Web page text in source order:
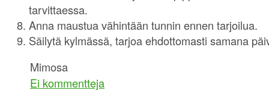
tarvittaessa.
Anna maustua vähintään tunnin ennen tarjoilua.
Säilytä kylmässä, tarjoa ehdottomasti samana
Mimosa
Ei kommentteja